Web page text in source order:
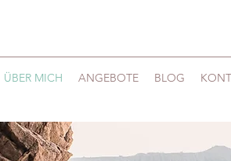
ÜBER MICH ANGEBOTE BLOG